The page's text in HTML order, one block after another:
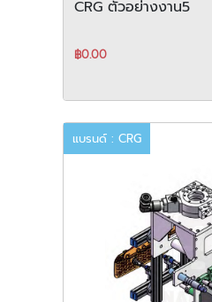
CRG ตัวอย่างงาน5
฿0.00
แบรนด์ : CRG